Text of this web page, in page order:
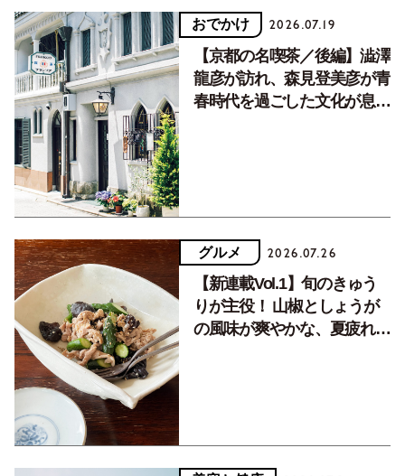
おでかけ 2026.07.19
【京都の名喫茶／後編】澁澤
龍彦が訪れ、森見登美彦が青
春時代を過ごした文化が息づ
グルメ 2026.07.26
【新連載Vol.1】旬のきゅう
りが主役！ 山椒としょうが
の風味が爽やかな、夏疲れを